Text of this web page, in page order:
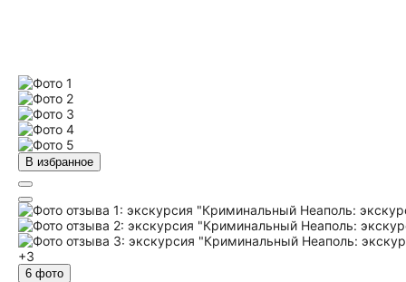
В избранное
+3
6 фото